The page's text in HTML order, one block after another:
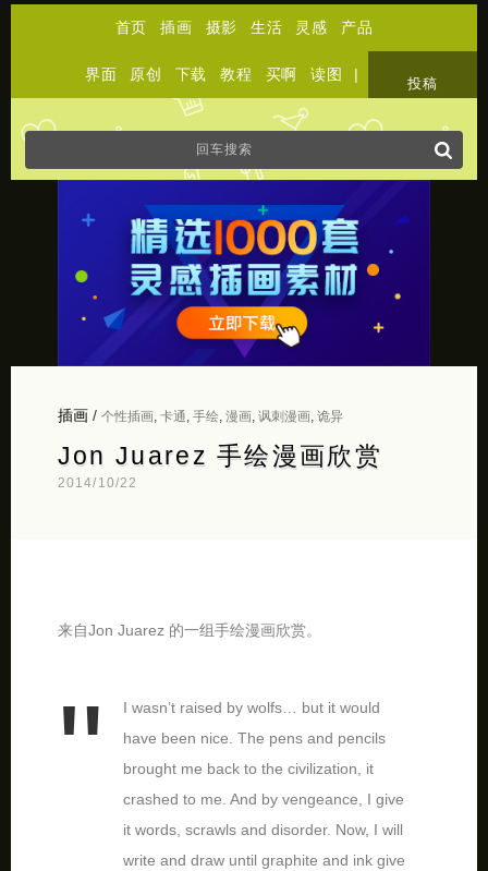
首页 插画 摄影 生活 灵感 产品
界面 原创 下载 教程 买啊 读图 |
投稿
插画/ 个性插画, 卡通 手绘, 漫画, 讽刺漫画, 诡异
Jon Juarez 手绘漫画欣赏
2014/10/22
来自Jon Juarez 的一组手绘漫画欣赏。
I wasn’t raised by wolfs… but it would
have been nice. The pens and pencils
brought me back to the civilization, it
crashed to me. And by vengeance, I give
it words, scrawls and disorder. Now, I will
write and draw until graphite and ink give